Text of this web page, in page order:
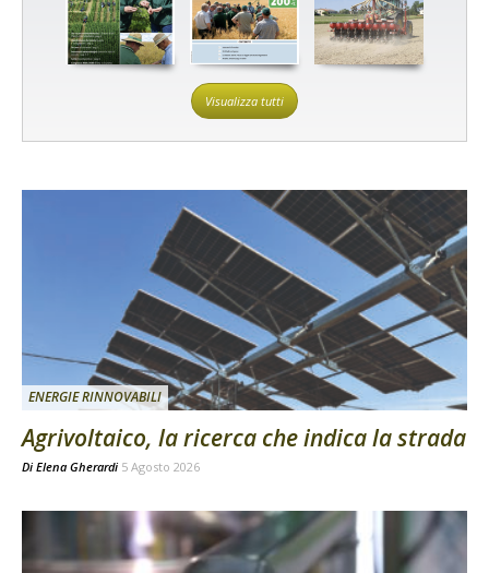
Visualizza tutti
ENERGIE RINNOVABILI
Agrivoltaico, la ricerca che indica la strada
Di Elena Gherardi 5 Agosto 2026